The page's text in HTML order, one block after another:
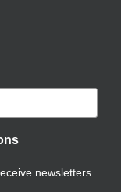
newsletters